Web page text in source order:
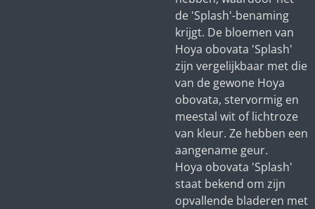
de 'Splash'-benaming
krijgt. De bloemen van
Hoya obovata 'Splash'
zijn vergelijkbaar met die
van de gewone Hoya
obovata, stervormig en
meestal wit of lichtroze
van kleur. Ze hebben een
aangename geur.
Hoya obovata 'Splash'
staat bekend om zijn
opvallende bladeren met